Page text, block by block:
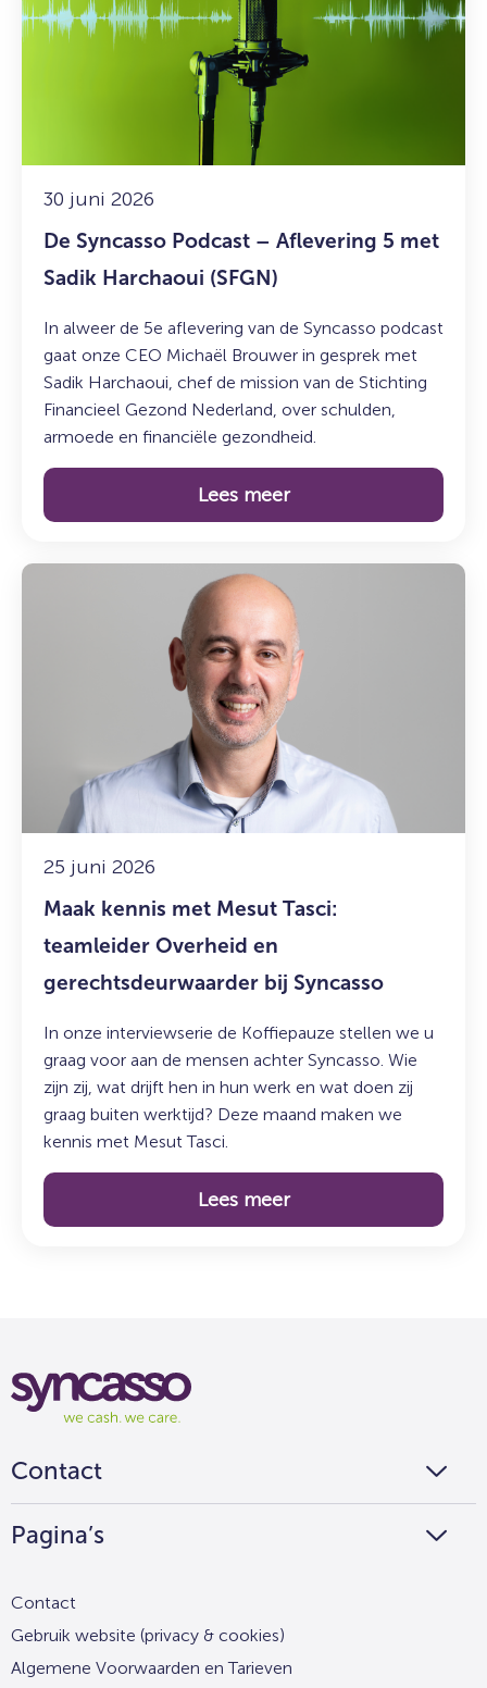
30 juni 2026
De Syncasso Podcast – Aflevering 5 met
Sadik Harchaoui (SFGN)
In alweer de 5e aflevering van de Syncasso podcast
gaat onze CEO Michaël Brouwer in gesprek met
Sadik Harchaoui, chef de mission van de Stichting
Financieel Gezond Nederland, over schulden,
armoede en financiële gezondheid.
Lees meer
Syncasso
Podcast
Sadik
Harchaoui
25 juni 2026
Maak kennis met Mesut Tasci:
teamleider Overheid en
gerechtsdeurwaarder bij Syncasso
In onze interviewserie de Koffiepauze stellen we u
graag voor aan de mensen achter Syncasso. Wie
zijn zij, wat drijft hen in hun werk en wat doen zij
graag buiten werktijd? Deze maand maken we
kennis met Mesut Tasci.
Lees meer
Lees
teamleider
Overheid
en
gerechtsdeurwaarder
Syncasso
Syncasso
We
we
Contact
Pagina’s
Contact
Gebruik website (privacy & cookies)
Algemene Voorwaarden en Tarieven